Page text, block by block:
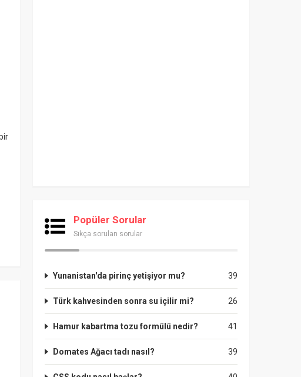
Popüler Sorular
Sıkça sorulan sorular
39
Yunanistan'da pirinç yetişiyor mu?
26
Türk kahvesinden sonra su içilir mi?
41
Hamur kabartma tozu formülü nedir?
39
Domates Ağacı tadı nasıl?